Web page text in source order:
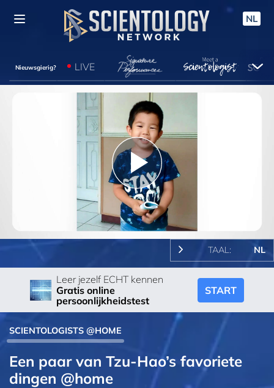
NL
Nieuwsgierig? LIVE
Play
Video
TAAL: NL
Leer jezelf ECHT kennen
Gratis online
persoonlijkheidstest
START
SCIENTOLOGISTS @HOME
Een paar van Tzu‑Hao’s favoriete
dingen @home